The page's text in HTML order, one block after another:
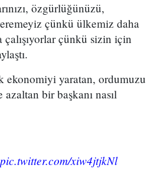
özgürlüğünüzü,
çünkü ülkemiz daha
çünkü sizin için
ekonomiyi yaratan, ordumuzu
bir başkanı nasıl
pic.twitter.com/xiw4jtjkNl